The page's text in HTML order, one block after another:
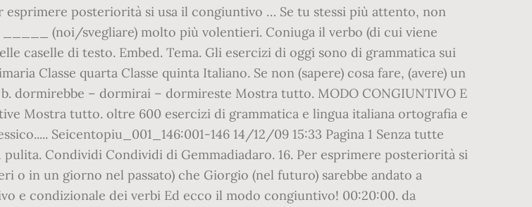
posteriorità si usa il congiuntivo … Se tu stessi più attento, non
(noi/svegliare) molto più volentieri. Coniuga il verbo (di cui viene
caselle di testo. Embed. Tema. Gli esercizi di oggi sono di grammatica sui
Classe quarta Classe quinta Italiano. Se non (sapere) cosa fare, (avere) un
dormirebbe – dormirai – dormireste Mostra tutto. MODO CONGIUNTIVO E
Mostra tutto. oltre 600 esercizi di grammatica e lingua italiana ortografia e
Seicentopiu_001_146:001-146 14/12/09 15:33 Pagina 1 Senza tutte
Condividi Condividi di Gemmadiadaro. 16. Per esprimere posteriorità si
o in un giorno nel passato) che Giorgio (nel futuro) sarebbe andato a
e condizionale dei verbi Ed ecco il modo congiuntivo! 00:20:00. da